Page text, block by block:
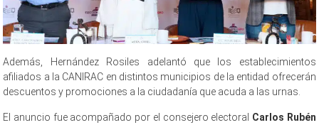
Además, Hernández Rosiles adelantó que los establecimientos
afiliados a la CANIRAC en distintos municipios de la entidad ofrecerán
descuentos y promociones a la ciudadanía que acuda a las urnas.
El anuncio fue acompañado por el consejero electoral Carlos Rubén